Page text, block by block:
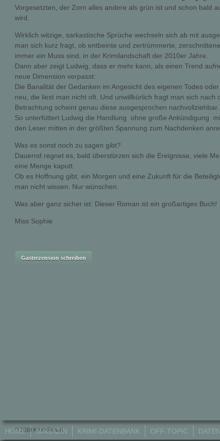
Vorgesetzten, der Zorn alles andere als grün ist und schon bald
wird.
Wirklich witzige, sarkastische Sprüche wechseln sich ab mit
man sich kurz fragt, ob entbeinte und zertrümmerte,
immer ein Muss sind, in der Krimilandschaft der 2010er Jahre.
Dann aber zeigt Ludwig, dass er mehr kann, als einen Trend
neue Dimension verpasst:
Die Banalität der Gedanken im Angesicht des eigenen Todes
neu, die liest man nicht oft. Und unwillkürlich fragt man sich nach
Betrachtung scheint genau diese ausgesprochen nachvollziehbar.
So unterfüttert Ludwig die Handlung  ohne große Ankündigung 
den Leser mitten in der größten Spannung zum Nachdenken
Was es sonst noch zu sagen gibt?
Dauernd regnet es, bald überstürzen sich die Ereignisse, viele
eine Menge kaputt.
Ob es Hoffnung gibt, ein Morgen und eine Zukunft für die
man nicht wissen. Nur wünschen.
Was aber ganz sicher ist: Dieser Roman ist ein großartiges Buch!
Miss Sophie
HOME MAGAZIN KRIMI-DATENBANK OFF-TOPIC
© 2018 Krimi-Forum.